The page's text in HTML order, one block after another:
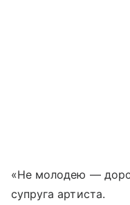
«Не молодею —
супруга артиста.